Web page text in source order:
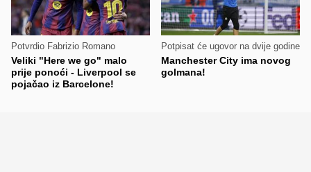
Potvrdio Fabrizio Romano
Veliki "Here we go" malo
prije ponoći - Liverpool se
pojačao iz Barcelone!
Potpisat će ugovor na dvije godine
Manchester City ima novog
golmana!